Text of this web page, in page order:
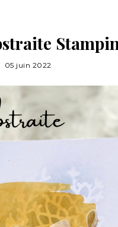
05 juin 2022